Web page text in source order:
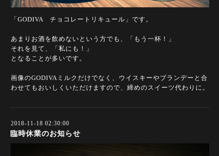
「GODIVA チョコレートリキュール」です。
あまりお酒を飲めないという方でも、「もう一杯！」
それを見て、「私にも！」
となることが多いです。
画像のGODIVAミルクだけでなく、ウイスキーやブランデーと合
わせてもおいしくいただけますので、締めのスイーツ代わりに。
2018-11-18 02:30:00
臨時休業のお知らせ